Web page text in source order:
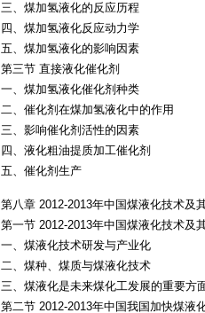
三、煤加氢液化的反应历程
四、煤加氢液化反应动力学
五、煤加氢液化的影响因素
第三节 直接液化催化剂
一、煤加氢液化催化剂种类
二、催化剂在煤加氢液化中的作用
三、影响催化剂活性的因素
四、液化粗油提质加工催化剂
五、催化剂生产
第八章 2012-2013年中国煤液化技术及
第一节 2012-2013年中国煤液化技术及
一、煤液化技术研发与产业化
二、煤种、煤质与煤液化技术
三、煤液化是未来煤化工发展的重要方
第二节 2012-2013年中国我国加快煤液